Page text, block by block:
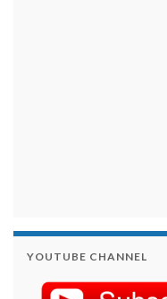
YOUTUBE CHANNEL